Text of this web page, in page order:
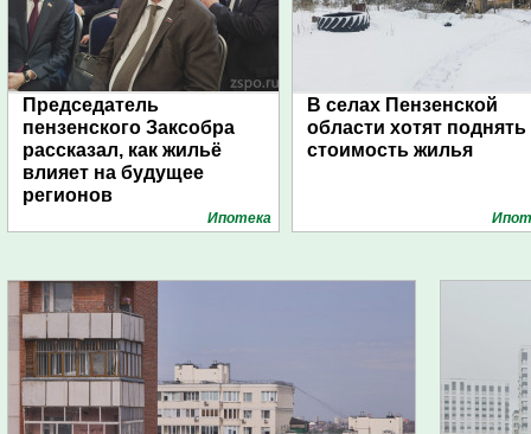
Председатель
пензенского Заксобра
рассказал, как жильё
влияет на будущее
регионов
Ипотека
В селах Пензенской
области хотят поднять
стоимость жилья